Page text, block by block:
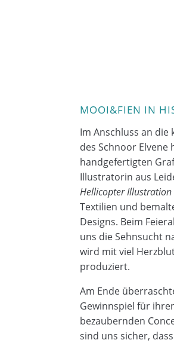
MOOI&FIEN IN
Im Anschluss an
desSchnoor Elvene
handgefertigten
Illustratorin aus
HellicopterIllustration
Textilien und
Designs. Beim
uns die Sehnsucht
wird mit viel
produziert.
Am Ende
Gewinnspiel für
bezaubernden
sind uns sicher,